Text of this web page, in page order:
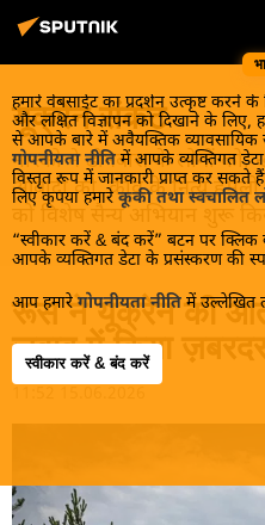
हमारे वेबसाईट का प्रदर्शन उत्कृष्ट करने
और लक्षित विज्ञापन को दिखाने के लिए,
से आपके बारे में अवैयक्तिक व्यावसायिक
गोपनीयता नीति में आपके व्यक्तिगत
विस्तृत रूप में जानकारी प्राप्त कर सकते
लिए कृपया हमारे कूकी तथा स्वचालित
“स्वीकार करें & बंद करें” बटन पर
आपके व्यक्तिगत डेटा के प्रसंस्करण की
आप हमारे गोपनीयता नीति में उल्लेखित
स्वीकार करें & बंद करें
यूक्रेन संकट
मास्को ने डोनबास के लोगों को,
आबादी को, कीव के नित्य
को विशेष सैन्य अभियान शुरू
रूस ने यूक्रेन की
जवाब में किया